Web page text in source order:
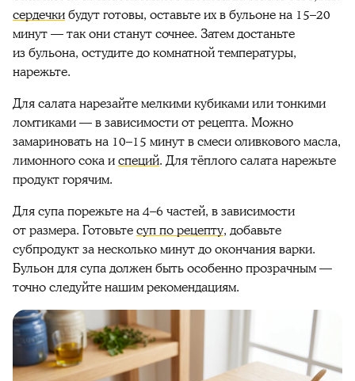
сердечкибудут готовы, оставьте их в бульоне на 15–20
минут — так они станут сочнее. Затем достаньте
из бульона, остудите до комнатной температуры,
нарежьте.
Для салата нарезайте мелкими кубиками или тонкими
ломтиками — в зависимости от рецепта. Можно
замариновать на 10–15 минут в смеси оливкового масла,
лимонного сока испеций. Для тёплого салата нарежьте
продукт горячим.
Для супа порежьте на 4–6 частей, в зависимости
от размера. Готовьтесуп по рецепту, добавьте
субпродукт за несколько минут до окончания варки.
Бульон для супа должен быть особенно прозрачным —
точно следуйте нашим рекомендациям.